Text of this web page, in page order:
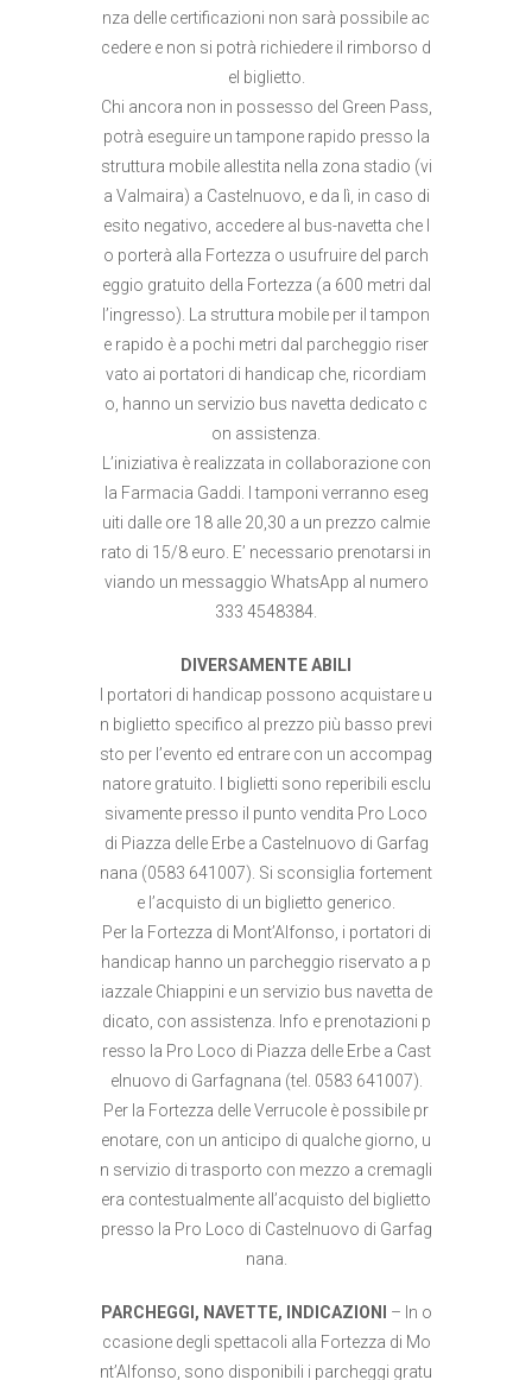
nza delle certificazioni non sarà possibile ac
cedere e non si potrà richiedere il rimborso d
el biglietto.
Chi ancora non in possesso del Green Pass,
potrà eseguire un tampone rapido presso la
struttura mobile allestita nella zona stadio (vi
a Valmaira) a Castelnuovo, e da lì, in caso di
esito negativo, accedere al bus-navetta che l
o porterà alla Fortezza o usufruire del parch
eggio gratuito della Fortezza (a 600 metri dal
l’ingresso). La struttura mobile per il tampon
e rapido è a pochi metri dal parcheggio riser
vato ai portatori di handicap che, ricordiam
o, hanno un servizio bus navetta dedicato c
on assistenza.
L’iniziativa è realizzata in collaborazione con
la Farmacia Gaddi. I tamponi verranno eseg
uiti dalle ore 18 alle 20,30 a un prezzo calmie
rato di 15/8 euro. E’ necessario prenotarsi in
viando un messaggio WhatsApp al numero
333 4548384.
DIVERSAMENTE ABILI
I portatori di handicap possono acquistare u
n biglietto specifico al prezzo più basso previ
sto per l’evento ed entrare con un accompag
natore gratuito. I biglietti sono reperibili esclu
sivamente presso il punto vendita Pro Loco
di Piazza delle Erbe a Castelnuovo di Garfag
nana (0583 641007). Si sconsiglia fortement
e l’acquisto di un biglietto generico.
Per la Fortezza di Mont’Alfonso, i portatori di
handicap hanno un parcheggio riservato a p
iazzale Chiappini e un servizio bus navetta de
dicato, con assistenza. Info e prenotazioni p
resso la Pro Loco di Piazza delle Erbe a Cast
elnuovo di Garfagnana (tel. 0583 641007).
Per la Fortezza delle Verrucole è possibile pr
enotare, con un anticipo di qualche giorno, u
n servizio di trasporto con mezzo a cremagli
era contestualmente all’acquisto del biglietto
presso la Pro Loco di Castelnuovo di Garfag
nana.
PARCHEGGI, NAVETTE, INDICAZIONI
– In o
ccasione degli spettacoli alla Fortezza di Mo
nt’Alfonso, sono disponibili i parcheggi gratu